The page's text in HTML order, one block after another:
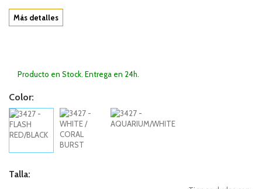
Más detalles
Producto en Stock. Entrega en 24h.
Color:
Talla: